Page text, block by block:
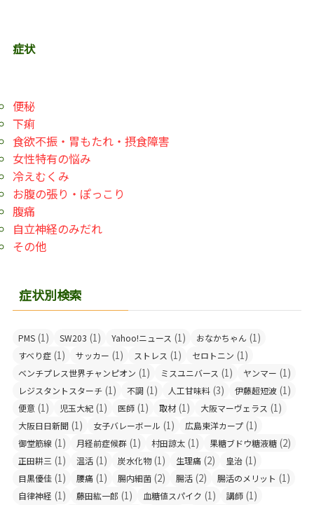
症状
便秘
下痢
食欲不振・胃もたれ・摂食障害
女性特有の悩み
冷えむくみ
お腹の張り・ぽっこり
腹痛
自立神経のみだれ
その他
症状別検索
PMS (1) SW203 (1) Yahoo!ニュース (1) おなかちゃん (1)
すべり症 (1) サッカー (1) ストレス (1) セロトニン (1)
ベンチプレス世界チャンピオン (1) ミスユニバース (1) ヤンマー (1)
レジスタントスターチ (1) 不調 (1) 人工甘味料 (3) 伊藤超短波 (1)
便意 (1) 児玉大紀 (1) 医師 (1) 取材(1) 大阪マーヴェラス (1)
大阪日日新聞 (1) 女子バレーボール (1) 広島東洋カープ (1)
御堂筋線 (1) 月経前症候群 (1) 村田諒太 (1) 果糖ブドウ糖液糖 (2)
正田耕三 (1) 温活 (1) 炭水化物(1) 生理痛 (2) 皇治 (1)
目黒優佳 (1) 腰痛 (1) 腸内細菌 (2) 腸活 (2) 腸活のメリット (1)
自律神経 (1) 藤田紘一郎 (1) 血糖値スパイク (1) 講師 (1)